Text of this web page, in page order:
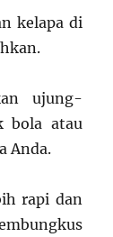
kelapa di
ujung-
bola atau
Anda.
rapi dan